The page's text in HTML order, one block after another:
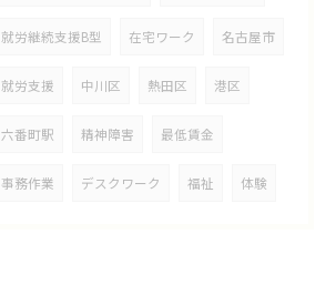
就労継続支援B型 在宅ワーク 名古屋市
就労支援 中川区 熱田区 港区
六番町駅 精神障害 最低賃金
事務作業 デスクワーク 福祉 体験